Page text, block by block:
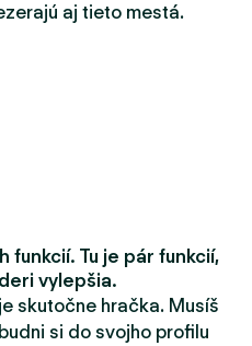
aj tieto mestá.
funkcií. Tu je pár funkcií,
vylepšia.
skutočne hračka. Musíš
si do svojho profilu